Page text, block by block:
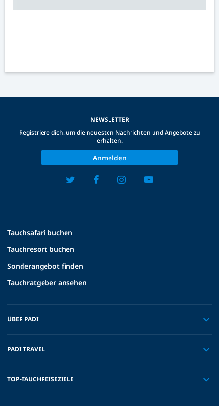
Tauchsafari buchen
Tauchresort buchen
Sonderangebot finden
Tauchratgeber ansehen
ÜBER PADI
PADI TRAVEL
TOP-TAUCHREISEZIELE
NEWSLETTER
Registriere dich, um die neuesten Nachrichten und Angebote zu
erhalten.
Anmelden